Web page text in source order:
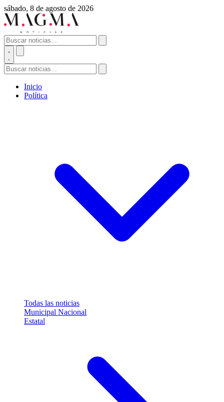
sábado, 8 de agosto de 2026
Inicio
Política
Todas las noticias
Municipal Nacional
Estatal